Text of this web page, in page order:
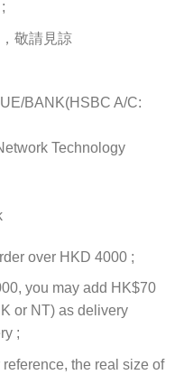
敬請見諒
BANK(HSBC A/C:
Technology
over HKD 4000 ;
you may add HK$70
or NT) as delivery
;
the real size of